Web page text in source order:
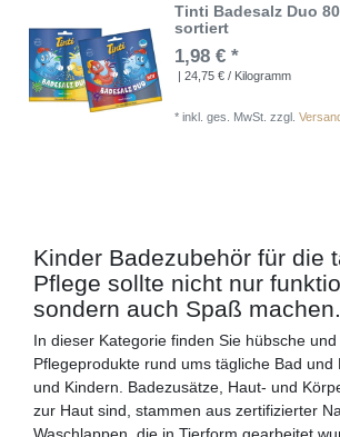
Tinti Badesalz Duo
sortiert
1,98 € *
| 24,75 € / Kilogramm
*inkl. ges. MwSt. zzgl.
Kinder Badezubehör für die
Pflege sollte nicht nur
sondern auch Spaß machen.
In dieser Kategorie finden Sie hübsche
Pflegeprodukte rund ums tägliche Bad und
und Kindern. Badezusätze, Haut- und
zur Haut sind, stammen aus zertifizierter